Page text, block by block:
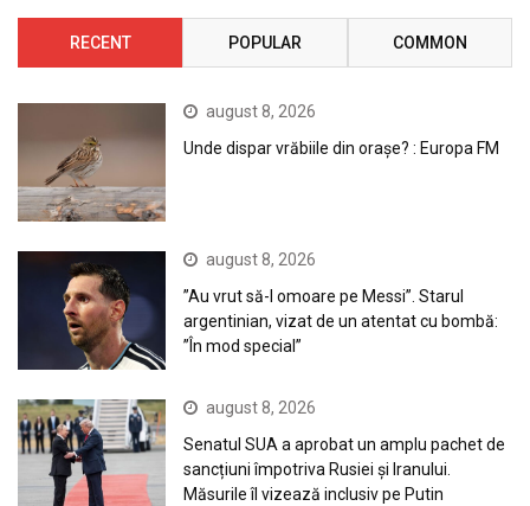
RECENT POPULAR COMMON
august 8, 2026
Unde dispar vrăbiile din orașe? : Europa FM
august 8, 2026
”Au vrut să-l omoare pe Messi”. Starul
argentinian, vizat de un atentat cu bombă:
”În mod special”
august 8, 2026
Senatul SUA a aprobat un amplu pachet de
sancțiuni împotriva Rusiei și Iranului.
Măsurile îl vizează inclusiv pe Putin